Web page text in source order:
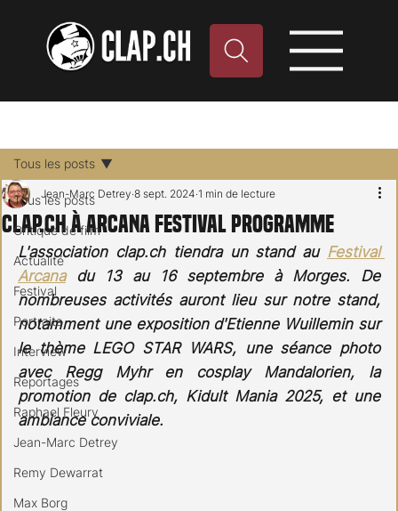
Tous les posts
Critique de film
Actualité
Festival
Portraits
Interview
Reportages
Raphael Fleury
Jean-Marc Detrey
Remy Dewarrat
Max Borg
Tous les posts
Clap.ch à ARCANA Festival programme
Jean-Marc Detrey 8 sept. 2024 1 min de lecture
L'association clap.ch tiendra un stand au Festival
Arcana du 13 au 16 septembre à Morges. De
nombreuses activités auront lieu sur notre stand,
notamment une exposition d'Etienne Wuillemin sur
le thème LEGO STAR WARS, une séance photo
avec Regg Myhr en cosplay Mandalorien, la
promotion de clap.ch, Kidult Mania 2025, et une
ambiance conviviale.